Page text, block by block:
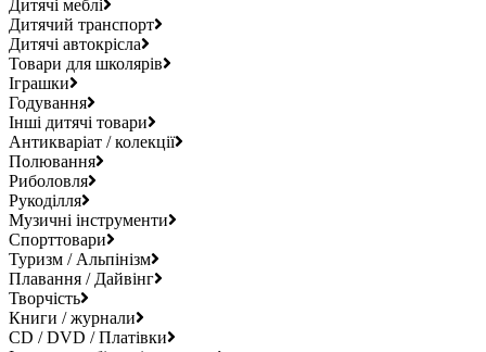
Дитячі меблі
Дитячий транспорт
Дитячі автокрісла
Товари для школярів
Іграшки
Годування
Інші дитячі товари
Антикваріат / колекції
Полювання
Риболовля
Рукоділля
Музичні інструменти
Спорттовари
Туризм / Альпінізм
Плавання / Дайвінг
Творчість
Книги / журнали
CD / DVD / Платівки